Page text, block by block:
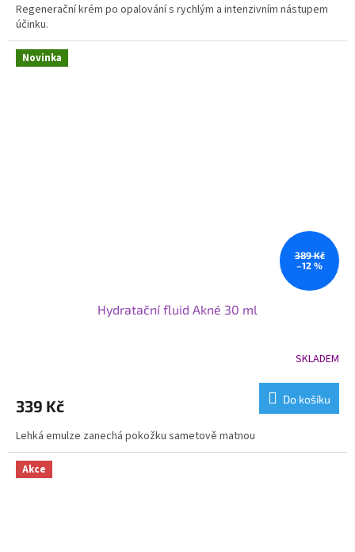
Regenerační krém po opalování s rychlým a intenzivním nástupem
účinku.
Novinka
389 Kč
–12 %
Hydratační fluid Akné 30 ml
SKLADEM
339 Kč Do košíku
Lehká emulze zanechá pokožku sametově matnou
Akce